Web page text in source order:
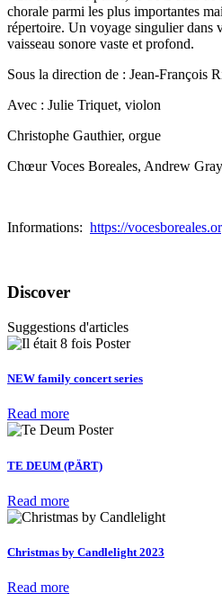
chorale parmi les plus importantes
répertoire. Un voyage singulier dans
vaisseau sonore vaste et profond.
Sous la direction de : Jean-François
Avec : Julie Triquet, violon
Christophe Gauthier, orgue
Chœur Voces Boreales, Andrew Gray
Informations: https://
Discover
Suggestions d'articles
NEW family concert series
Read more
TE DEUM (PÄRT)
Read more
Christmas by Candlelight 2023
Read more